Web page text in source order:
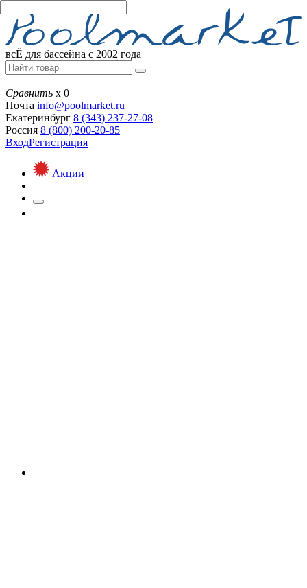
всЁ для бассейна с 2002 года
Сравнить х 0
Почта info@poolmarket.ru
Екатеринбург 8 (343) 237-27-08
Россия 8 (800) 200-20-85
ВходРегистрация
Акции